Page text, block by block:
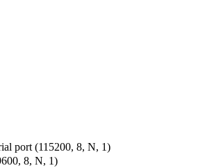
port (115200, 8, N, 1)
8, N, 1)